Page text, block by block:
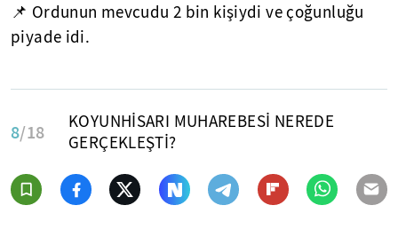
📌 Ordunun mevcudu 2 bin kişiydi ve çoğunluğu
piyade idi.
8/18
KOYUNHİSARI MUHAREBESİ NEREDE
GERÇEKLEŞTİ?